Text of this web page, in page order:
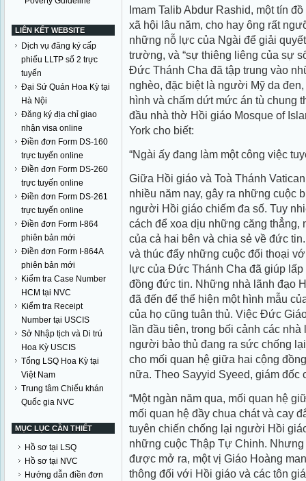
LIÊN KẾT WEBSITE
Dịch vụ đăng ký cấp
phiếu LLTP số 2 trực
tuyến
Đại Sứ Quán Hoa Kỳ tại
Hà Nội
Đăng ký địa chỉ giao
nhận visa online
Điền đơn Form DS-160
trực tuyến online
Điền đơn Form DS-260
trực tuyến online
Điền đơn Form DS-261
trực tuyến online
Điền đơn Form I-864
phiên bản mới
Điền đơn Form I-864A
phiên bản mới
Kiểm tra Case Number
HCM tại NVC
Kiểm tra Receipt
Number tại USCIS
Sở Nhập tịch và Di trú
Hoa Kỳ USCIS
Tổng LSQ Hoa Kỳ tại
Việt Nam
Trung tâm Chiếu khán
Quốc gia NVC
MỤC LỤC CẦN THIẾT
Hồ sơ tại LSQ
Hồ sơ tại NVC
Hướng dẫn điền đơn
Imam Talib Abdur Rashid, một tín
xã hội lâu năm, cho hay ông rất
những nỗ lực của Ngài để giải
trường, và “sự thiêng liêng của sự
Đức Thánh Cha đã tập trung vào
nghèo, đặc biệt là người Mỹ da
hình và chấm dứt mức án tù chung
đầu nhà thờ Hồi giáo Mosque of
York cho biết:
“Ngài ấy đang làm một công việc
Giữa Hồi giáo và Toà Thánh
nhiều năm nay, gây ra những cuộc
người Hồi giáo chiếm đa số. Tuy
cách để xoa dịu những căng
của cả hai bên và chia sẻ về đức
và thúc đẩy những cuộc đối thoại
lực của Đức Thánh Cha đã giúp
đồng đức tin. Những nhà lãnh đạo
đã đến để thể hiện một hình mẫu
của họ cũng tuân thủ. Việc Đức
lần đầu tiên, trong bối cảnh các
người bảo thủ đang ra sức chống
cho mối quan hệ giữa hai cộng
nữa. Theo Sayyid Syeed, giám đốc
“Một ngàn năm qua, mối quan hệ
mối quan hệ đầy chua chát và cay
tuyên chiến chống lại người Hồi
những cuộc Thập Tự Chinh.
được mở ra, một vị Giáo Hoàng
thông đối với Hồi giáo và các tôn